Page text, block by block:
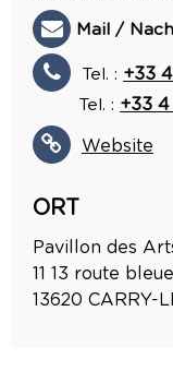
Mail /
Tel. : +33
Tel. : +33 4
Website
ORT
Pavillon des
11 13 route bleue
13620 CARRY-